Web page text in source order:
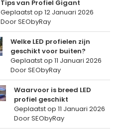
Tips van Profiel Gigant
Geplaatst op 12 Januari 2026
Door SEObyRay
Welke LED profielen zijn
geschikt voor buiten?
Geplaatst op11 Januari 2026
Door SEObyRay
Waarvoor is breed LED
profiel geschikt
Geplaatst op11 Januari 2026
Door SEObyRay